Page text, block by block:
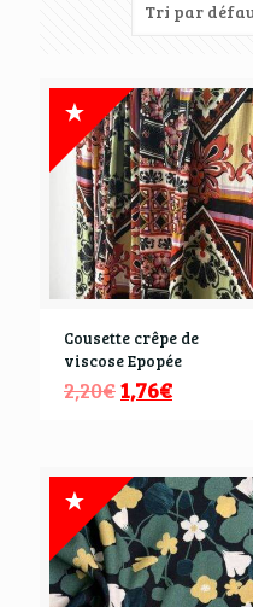
Cousette crêpe de
viscose Epopée
2,20€1,76€